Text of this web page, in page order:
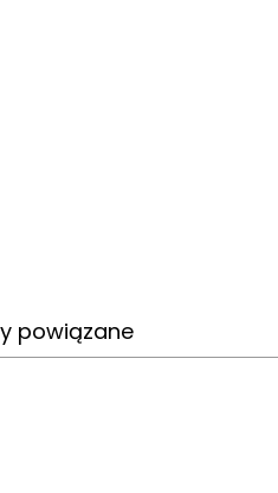
powiązane